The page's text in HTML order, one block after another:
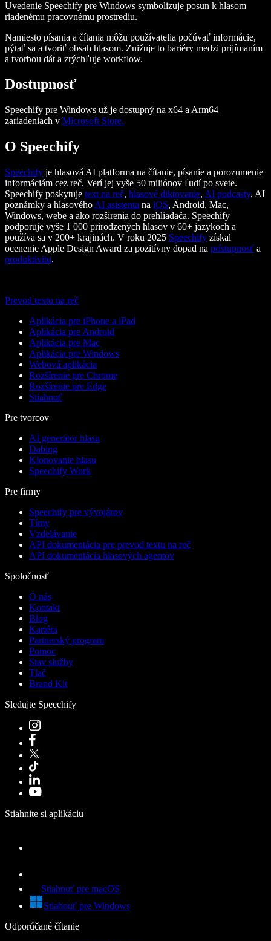
Uvedenie Speechify pre Windows symbolizuje posun k hlasom
riadenému pracovnému prostrediu.
Namiesto písania a čítania môžu používatelia počúvať informácie,
pýtať sa a tvoriť obsah hlasom. Znižuje to bariéry medzi prijímaním
a tvorbou dát a zrýchľuje workflow.
Dostupnosť
Speechify pre Windows už je dostupný na x64 a Arm64
zariadeniach v Microsoft Store.
O Speechify
Speechify je hlasová AI platforma na čítanie, písanie a porozumenie
informáciám cez reč. Verí jej vyše 50 miliónov ľudí po svete.
Speechify poskytuje text na reč, hlasové diktovanie, AI podcasty, AI
poznámky a hlasového AI asistenta na iOS, Android, Mac,
Windows, webe a ako rozšírenia do prehliadača. Speechify
podporuje vyše 1 000 prirodzených hlasov v 60+ jazykoch a
používa sa v 200+ krajinách. V roku 2025 Speechify získal
ocenenie Apple Design Award za pozitívny dopad na prístupnosť a
produktivitu.
Prevod textu na reč
Aplikácia pre iPhone a iPad
Aplikácia pre Android
Aplikácia pre Mac
Aplikácia pre Windows
Webová aplikácia
Rozšírenie pre Chrome
Rozšírenie pre Edge
Stiahnuť
Pre tvorcov
AI generátor hlasu
Dabing
Klonovanie hlasu
Speechify Work
Pre firmy
Speechify pre vývojárov
Tímy
Vzdelávanie
API dokumentácia pre prevod textu na reč
API dokumentácia hlasových agentov
Spoločnosť
O nás
Kontakt
Blog
Kariéra
Partnerský program
Pomoc
Stav služby
Tlač
Brand Kit
Sledujte Speechify
Stiahnite si aplikáciu
Stiahnuť pre macOS
Stiahnuť pre Windows
Odporúčané čítanie